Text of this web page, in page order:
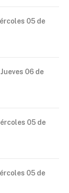
05 de
Jueves 06 de
05 de
05 de